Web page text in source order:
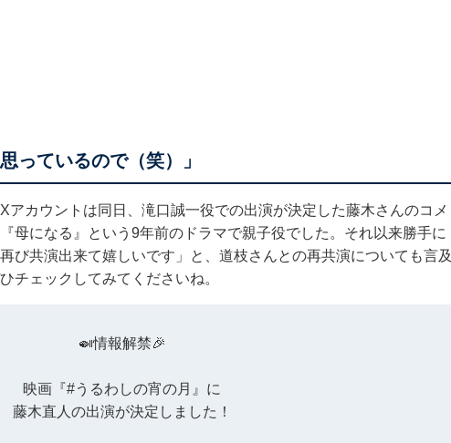
っているので（笑）」
アカウントは同日、滝口誠一役での出演が決定した藤木さんのコメ
母になる』という9年前のドラマで親子役でした。それ以来勝手に
び共演出来て嬉しいです」と、道枝さんとの再共演についても言及
チェックしてみてくださいね。
🍛情報解禁🎉
映画『#うるわしの宵の月 』に
藤木直人の出演が決定しました！